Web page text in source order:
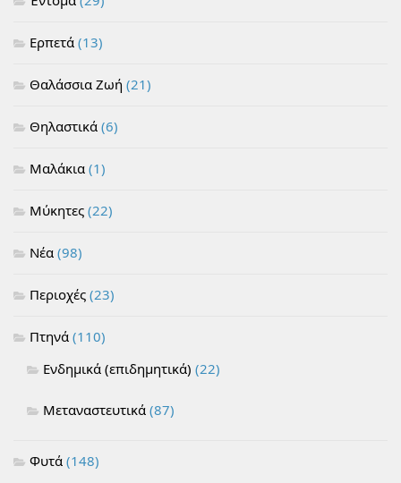
Ερπετά (13)
Θαλάσσια Ζωή (21)
Θηλαστικά (6)
Μαλάκια (1)
Μύκητες (22)
Νέα (98)
Περιοχές (23)
Πτηνά (110)
Ενδημικά (επιδημητικά) (22)
Μεταναστευτικά (87)
Φυτά (148)